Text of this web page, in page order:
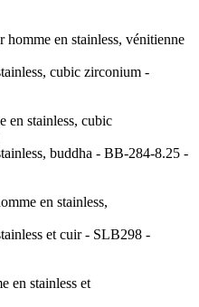
homme en stainless, vénitienne
en stainless, cubic
en stainless,
en stainless et